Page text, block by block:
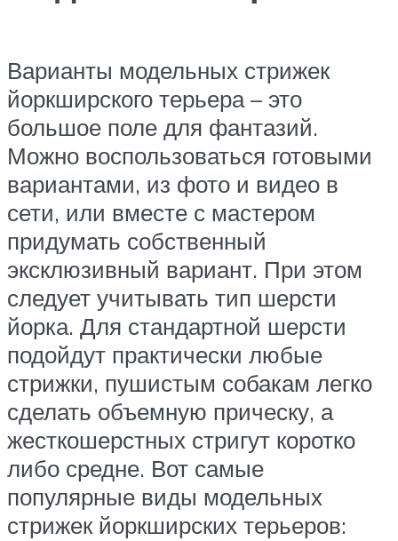
Варианты модельных стрижек
йоркширского терьера – это
большое поле для фантазий.
Можно воспользоваться готовыми
вариантами, из фото и видео в
сети, или вместе с мастером
придумать собственный
эксклюзивный вариант. При этом
следует учитывать тип шерсти
йорка. Для стандартной шерсти
подойдут практически любые
стрижки, пушистым собакам легко
сделать объемную прическу, а
жесткошерстных стригут коротко
либо средне. Вот самые
популярные виды модельных
стрижек йоркширских терьеров: